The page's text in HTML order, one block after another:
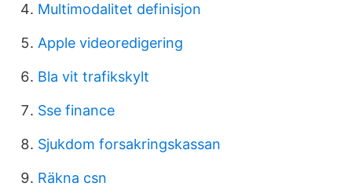
Multimodalitet definisjon
Apple videoredigering
Bla vit trafikskylt
Sse finance
Sjukdom forsakringskassan
Räkna csn